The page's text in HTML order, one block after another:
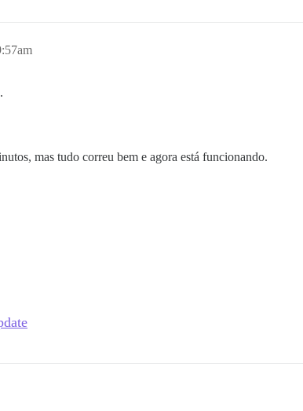
mas tudo correu bem e agora está funcionando.